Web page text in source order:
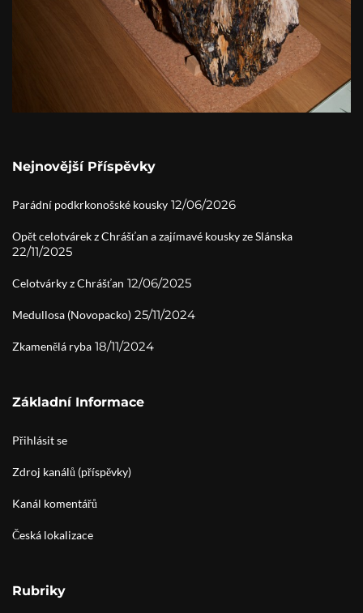
Nejnovější Příspěvky
Parádní podkrkonošské kousky 12/06/2026
Opět celotvárek z Chrášťan a zajímavé kousky ze Slánska
22/11/2025
Celotvárky z Chrášťan 12/06/2025
Medullosa (Novopacko) 25/11/2024
Zkamenělá ryba 18/11/2024
Základní Informace
Přihlásit se
Zdroj kanálů (příspěvky)
Kanál komentářů
Česká lokalizace
Rubriky